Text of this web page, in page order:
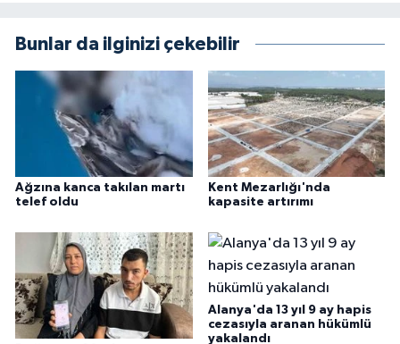
Bunlar da ilginizi çekebilir
Ağzına kanca takılan martı
telef oldu
Kent Mezarlığı'nda
kapasite artırımı
Alanya'da 13 yıl 9 ay hapis
cezasıyla aranan hükümlü
yakalandı